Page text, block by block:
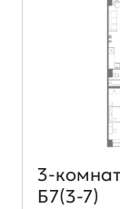
Б7(3-7)